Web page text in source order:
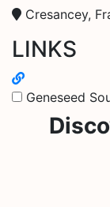
Cresancey,
LINKS
Geneseed